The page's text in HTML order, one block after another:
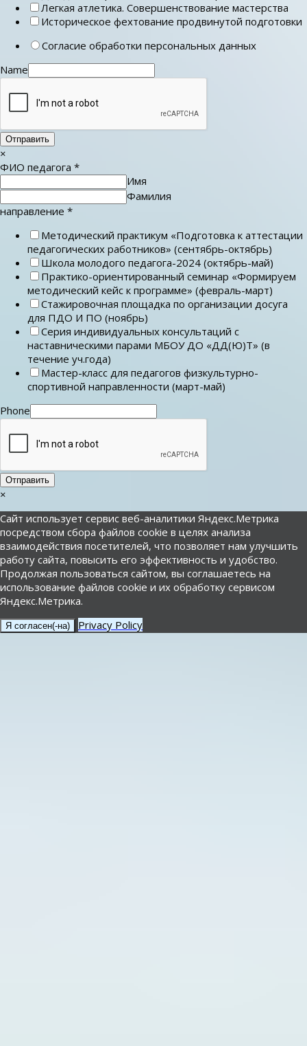
Легкая атлетика. Совершенствование мастерства
Историческое фехтование продвинутой подготовки
Согласие обработки персональных данных
Name
Отправить
×
ФИО педагога *
Имя
Фамилия
направление *
Методический практикум «Подготовка к аттестации
педагогических работников» (сентябрь-октябрь)
Школа молодого педагога-2024 (октябрь-май)
Практико-ориентированный семинар «Формируем
методический кейс к программе» (февраль-март)
Стажировочная площадка по организации досуга
для ПДО И ПО (ноябрь)
Серия индивидуальных консультаций с
наставническими парами МБОУ ДО «ДД(Ю)Т» (в
течение уч.года)
Мастер-класс для педагогов физкультурно-
спортивной направленности (март-май)
Phone
Отправить
×
Сайт использует сервис веб-аналитики Яндекс.Метрика
посредством сбора файлов cookie в целях анализа
взаимодействия посетителей, что позволяет нам улучшить
работу сайта, повысить его эффективность и удобство.
Продолжая пользоваться сайтом, вы соглашаетесь на
использование файлов cookie и их обработку сервисом
Яндекс.Метрика.
Я согласен(-на) Privacy Policy